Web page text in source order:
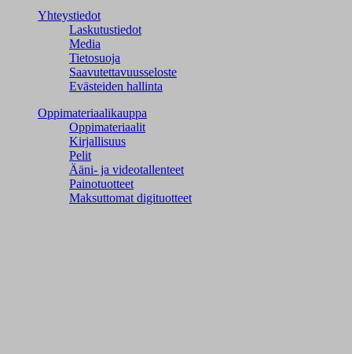
Yhteystiedot
Laskutustiedot
Media
Tietosuoja
Saavutettavuusseloste
Evästeiden hallinta
Oppimateriaalikauppa
Oppimateriaalit
Kirjallisuus
Pelit
Ääni- ja videotallenteet
Painotuotteet
Maksuttomat digituotteet